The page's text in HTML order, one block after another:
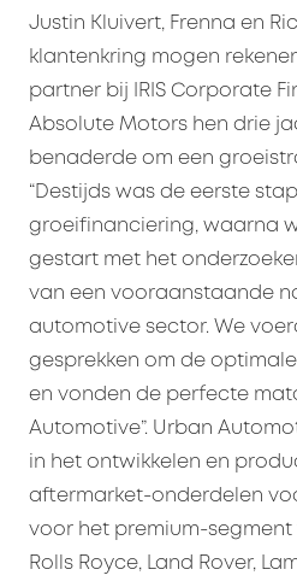
Justin Kluivert, Frenna en
klantenkring mogen
partner bij IRIS Corporate
Absolute Motors hen drie
benaderde om een
“Destijds was de eerste
groeifinanciering, waarna
gestart met het
van een vooraanstaande
automotive sector. We
gesprekken om de
en vonden de perfecte
Automotive”. Urban
in het ontwikkelen en
aftermarket-onderdelen
voor het premium-segment
Rolls Royce, Land Rover,